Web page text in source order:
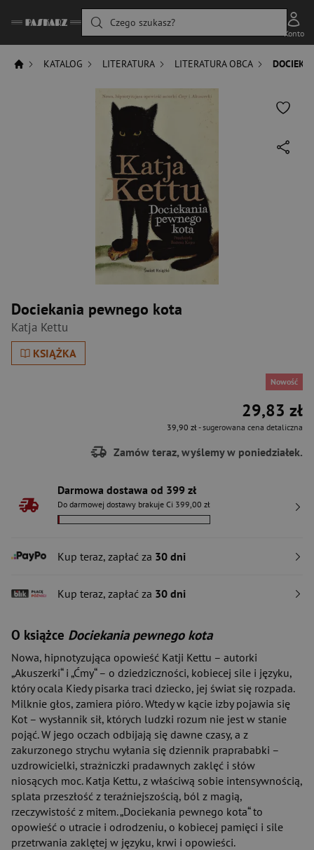
Czego szukasz?
Konto
KATALOG LITERATURA LITERATURA OBCA
Dociekania pewnego kota
Katja Kettu
KSIĄŻKA
Nowość
29,83 zł
39,90 zł- sugerowana cena detaliczna
Zamów teraz, wyślemy w poniedziałek.
Darmowa dostawa od 399 zł
Do darmowej dostawy brakuje Ci 399,00 zł
Kup teraz, zapłać za 30 dni
Kup teraz, zapłać za 30 dni
O książce Dociekania pewnego kota
Nowa, hipnotyzująca opowieść Katji Kettu – autorki
„Akuszerki“ i „Ćmy“ – o dziedziczności, kobiecej sile i języku,
który ocala Kiedy pisarka traci dziecko, jej świat się rozpada.
Milknie głos, zamiera pióro. Wtedy w kącie izby pojawia się
Kot – wysłannik sił, których ludzki rozum nie jest w stanie
pojąć. W jego oczach odbijają się dawne czasy, a z
zakurzonego strychu wyłania się dziennik praprababki –
uzdrowicielki, strażniczki pradawnych zaklęć i słów
niosących moc. Katja Kettu, z właściwą sobie intensywnością,
splata przeszłość z teraźniejszością, ból z magią,
rzeczywistość z mitem. „Dociekania pewnego kota“ to
opowieść o utracie i odrodzeniu, o kobiecej pamięci i sile
przetrwania zaklętej w języku, krwi i opowieści.